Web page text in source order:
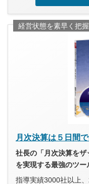
経営状態を素早く把
月次決算は５日間
社長の「月次決算をザ
を実現する最強のツー
指導実績3000社以上